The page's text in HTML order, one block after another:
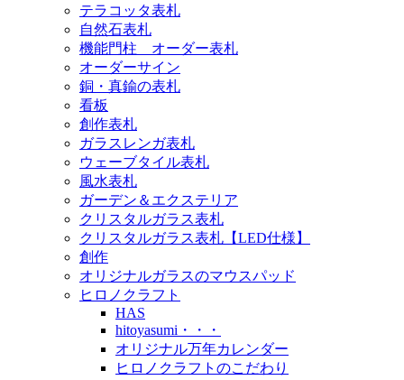
テラコッタ表札
自然石表札
機能門柱 オーダー表札
オーダーサイン
銅・真鍮の表札
看板
創作表札
ガラスレンガ表札
ウェーブタイル表札
風水表札
ガーデン＆エクステリア
クリスタルガラス表札
クリスタルガラス表札【LED仕様】
創作
オリジナルガラスのマウスパッド
ヒロノクラフト
HAS
hitoyasumi・・・
オリジナル万年カレンダー
ヒロノクラフトのこだわり